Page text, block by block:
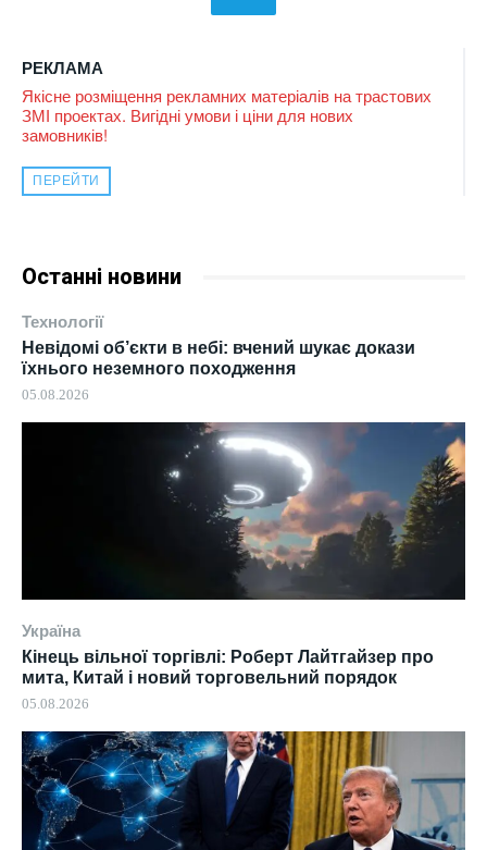
РЕКЛАМА
Якісне розміщення рекламних матеріалів на трастових
ЗМІ проектах. Вигідні умови і ціни для нових
замовників!
ПЕРЕЙТИ
Останні новини
Технології
Невідомі об’єкти в небі: вчений шукає докази
їхнього неземного походження
05.08.2026
Україна
Кінець вільної торгівлі: Роберт Лайтгайзер про
мита, Китай і новий торговельний порядок
05.08.2026